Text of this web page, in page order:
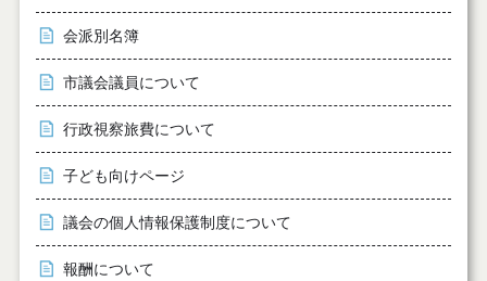
会派別名簿
市議会議員について
行政視察旅費について
子ども向けページ
議会の個人情報保護制度について
報酬について